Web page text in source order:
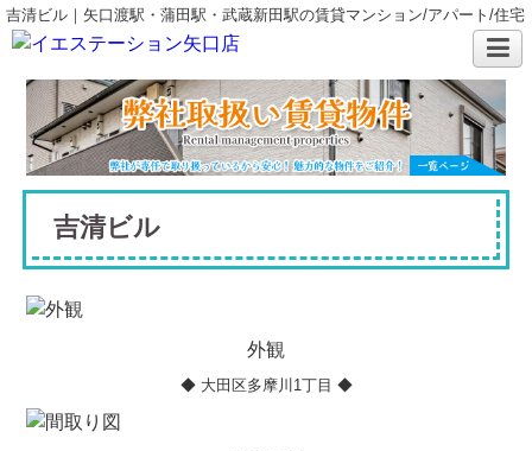
吉清ビル｜矢口渡駅・蒲田駅・武蔵新田駅の賃貸マンション/アパート/住宅
吉清ビル
外観
◆ 大田区多摩川1丁目 ◆